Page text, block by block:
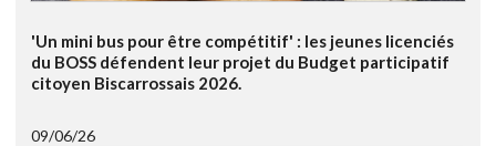
'Un mini bus pour être compétitif' : les jeunes licenciés
du BOSS défendent leur projet du Budget participatif
citoyen Biscarrossais 2026.
09/06/26